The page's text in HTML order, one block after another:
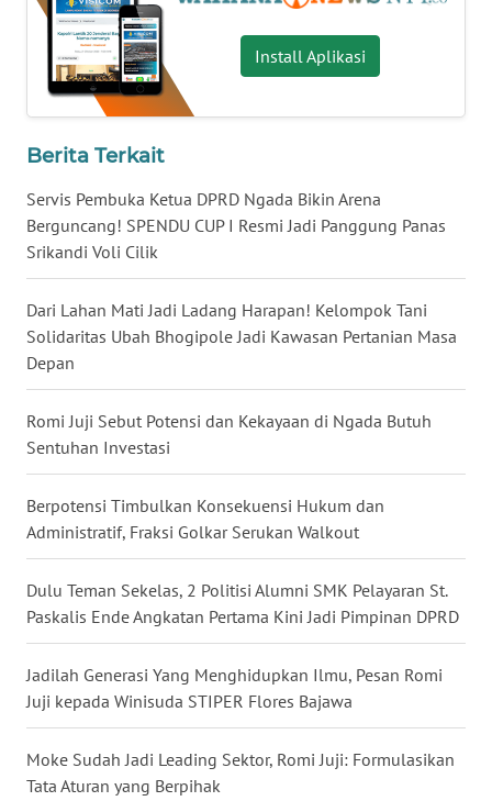
Install Aplikasi
Berita Terkait
Servis Pembuka Ketua DPRD Ngada Bikin Arena
Berguncang! SPENDU CUP I Resmi Jadi Panggung Panas
Srikandi Voli Cilik
Dari Lahan Mati Jadi Ladang Harapan! Kelompok Tani
Solidaritas Ubah Bhogipole Jadi Kawasan Pertanian Masa
Depan
Romi Juji Sebut Potensi dan Kekayaan di Ngada Butuh
Sentuhan Investasi
Berpotensi Timbulkan Konsekuensi Hukum dan
Administratif, Fraksi Golkar Serukan Walkout
Dulu Teman Sekelas, 2 Politisi Alumni SMK Pelayaran St.
Paskalis Ende Angkatan Pertama Kini Jadi Pimpinan DPRD
Jadilah Generasi Yang Menghidupkan Ilmu, Pesan Romi
Juji kepada Winisuda STIPER Flores Bajawa
Moke Sudah Jadi Leading Sektor, Romi Juji: Formulasikan
Tata Aturan yang Berpihak
WN
KALTENG
KALTARA
WN
KALSEL
WN
WN
WN
MALUKU
WN
MALUT
WN